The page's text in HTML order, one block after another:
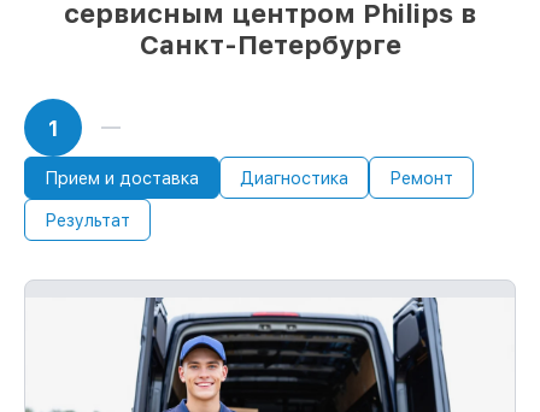
сервисным центром Philips в
Санкт-Петербурге
1
Прием и доставка Диагностика Ремонт
Результат